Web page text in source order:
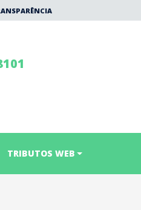
TRIBUTOS WEB